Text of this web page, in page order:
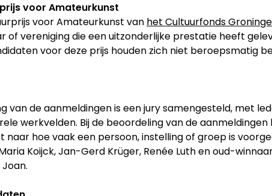
voor Amateurkunst
voor Amateurkunst van het Cultuurfonds
of vereniging die een uitzonderlijke prestatie heeft
voor deze prijs houden zich niet beroepsmatig
van de aanmeldingen is een jury samengesteld, met
werkvelden. Bij de beoordeling van de aanmeldingen
naar hoe vaak een persoon, instelling of groep is
Koijck, Jan-Gerd Krüger, Renée Luth en oud-
Joan.